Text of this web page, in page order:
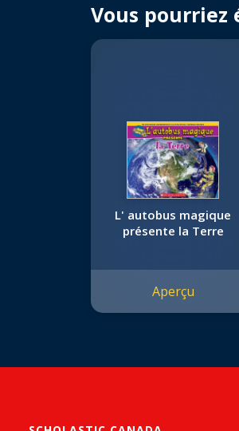
Vous pourriez
L' autobus magique
présente la Terre
Aperçu